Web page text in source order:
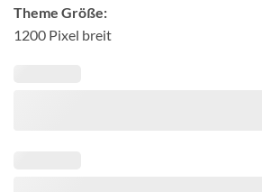
Theme Größe:
1200 Pixel breit